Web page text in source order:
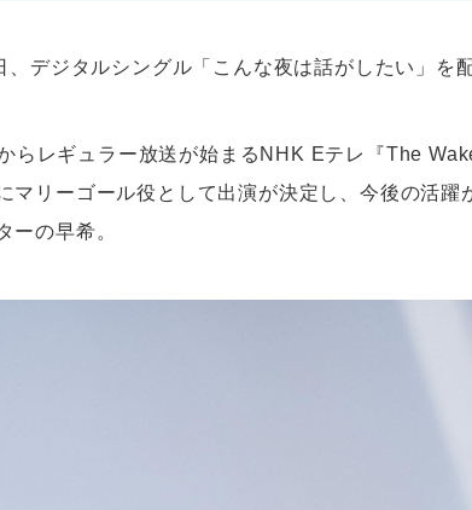
デジタルシングル「こんな夜は話がしたい」を
らレギュラー放送が始まるNHK Eテレ『The
マリーゴール役として出演が決定し、今後の活躍
ーの早希。